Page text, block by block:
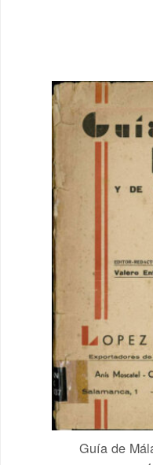
Guía de